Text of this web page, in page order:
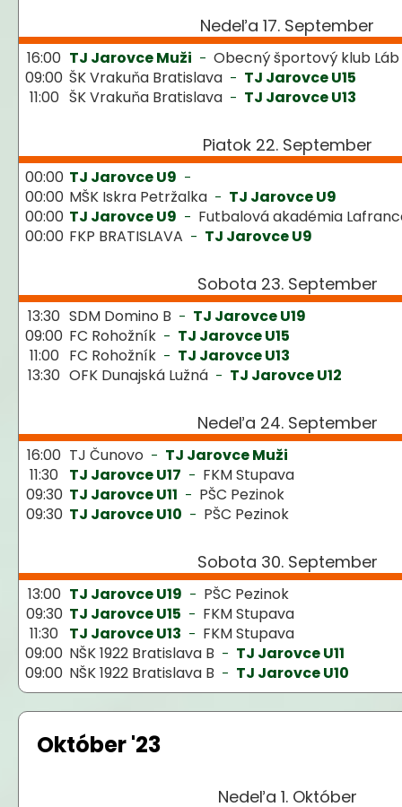
Nedeľa 17. September
16:00 TJ Jarovce Muži - Obecný športový klub Láb
09:00 ŠK Vrakuňa Bratislava - TJ Jarovce U15
11:00 ŠK Vrakuňa Bratislava - TJ Jarovce U13
Piatok 22. September
00:00 TJ Jarovce U9 -
00:00 MŠK Iskra Petržalka - TJ Jarovce U9
00:00 TJ Jarovce U9 - Futbalová akadémia
00:00 FKP BRATISLAVA - TJ Jarovce U9
Sobota 23. September
13:30 SDM Domino B - TJ Jarovce U19
09:00 FC Rohožník - TJ Jarovce U15
11:00 FC Rohožník - TJ Jarovce U13
13:30 OFK Dunajská Lužná - TJ Jarovce U12
Nedeľa 24. September
16:00 TJ Čunovo - TJ Jarovce Muži
11:30 TJ Jarovce U17 - FKM Stupava
09:30 TJ Jarovce U11 - PŠC Pezinok
09:30 TJ Jarovce U10 - PŠC Pezinok
Sobota 30. September
13:00 TJ Jarovce U19 - PŠC Pezinok
09:30 TJ Jarovce U15 - FKM Stupava
11:30 TJ Jarovce U13 - FKM Stupava
09:00 NŠK 1922 Bratislava B - TJ Jarovce U11
09:00 NŠK 1922 Bratislava B - TJ Jarovce U10
Október '23
Nedeľa 1. Október